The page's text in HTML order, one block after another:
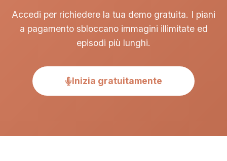
Accedi per richiedere la tua demo gratuita. I piani
a pagamento sbloccano immagini illimitate ed
episodi più lunghi.
Inizia gratuitamente